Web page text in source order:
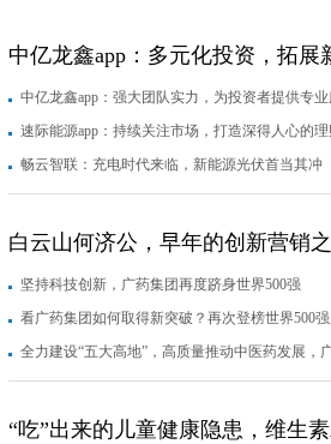
中亿龙鑫app：多元化投资，拓展
中亿龙鑫app：强大团队实力，为投资者提供专业
速际能源app：持续关注市场，打造深得人心的
畅云智联：充电时代来临，新能源光伏首当其冲
白云山何济公，早年的创新营销
坚持科技创新，广药集团再度跻身世界500强
看广药集团如何取得新突破？再次登榜世界500
全力建设“五大高地”，高质量推动中医药发展，
“吃”出来的儿童健康隐患，维生